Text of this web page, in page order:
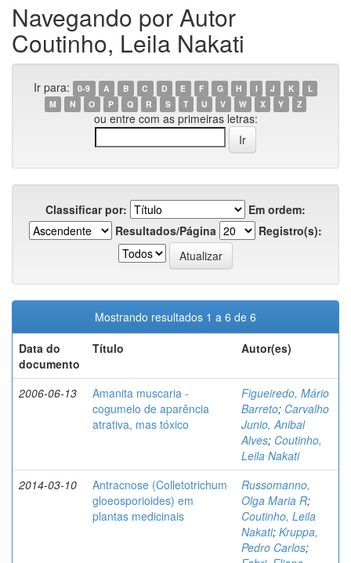
Navegando por Autor
Coutinho, Leila Nakati
Ir para: 0-9 A B C D E F G H I J K
L
M
N O P Q R S T U V W X Y Z
ou entre com as primeiras letras:
Classificar por:
Em ordem:
Resultados/Página
Registro(s):
Mostrando resultados 1 a 6 de 6
Data do
documento
Título Autor(es)
2006-06-13
Amanita muscaria -
cogumelo de aparência
atrativa, mas tóxico
Figueiredo, Mário
Barreto; Carvalho
Junio, Anibal
Alves; Coutinho,
Leila Nakati
2014-03-10
Antracnose (Colletotrichum
gloeosporioides) em
plantas medicinais
Russomanno,
Olga Maria R;
Coutinho, Leila
Nakati; Kruppa,
Pedro Carlos;